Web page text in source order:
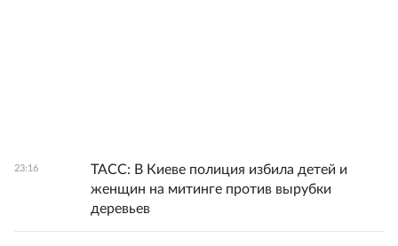
23:16
ТАСС: В Киеве полиция избила детей и
женщин на митинге против вырубки
деревьев